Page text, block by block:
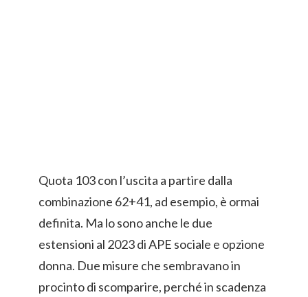
Quota 103 con l’uscita a partire dalla
combinazione 62+41, ad esempio, è ormai
definita. Ma lo sono anche le due
estensioni al 2023 di APE sociale e opzione
donna. Due misure che sembravano in
procinto di scomparire, perché in scadenza